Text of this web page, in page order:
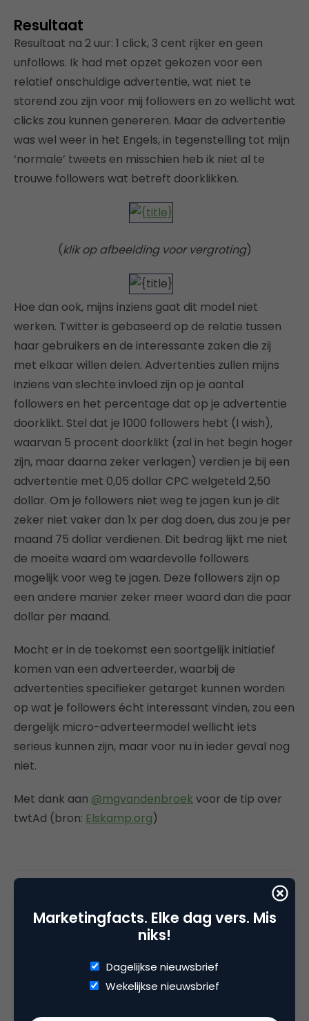
Resultaat
Resultaat na 2 uur: 1 click, 3 cent rijker en geen
unfollows. Ik had met opzet gekozen voor een
relatief onschuldige advertentie, wat niet te
storend zou zijn voor mij followers en zo wellicht wat
clicks zou kunnen genereren. Maar de advertentie
was wel weer in het Engels, in tegenstelling tot mijn
‘normale’ tweets en misschien heb ik niet al te
trouwe followers wat betreft doorklikken.
(klik op afbeelding voor vergroting)
Hoe dan ook, mijns inziens gaat dit model niet
werken. Twitter is gebaseerd op de relatie tussen
haar gebruikers en de interessante zaken die zij
met elkaar willen delen. Advertenties zullen mijns
inziens van slechte invloed zijn op je aantal
followers en het percentage dat op je advertentie
doorklikt. Stel dat je 1000 followers hebt (I wish),
waarvan 5 procent doorklikt (zal in het begin hoger
zijn, maar daarna zeker verlagen) verdien je bij een
advertentie met 0,05 dollar CPC welgeteld 2,50
dollar. Om je followers niet weg te jagen kun je dit
zeker niet vaker dan 1x per dag doen, dus zou je per
maand 75 dollar verdienen. Dit bedrag lijkt me niet
de moeite waard om waardevolle followers
mogelijk voor weg te jagen. Deze followers zijn op
een andere manier zeker meer waard dan die paar
dollar per maand.
Mocht er in de toekomst een soortgelijk initiatief
komen van een adverteerder, waarbij de
advertenties specifieker getarget kunnen worden
op wat je followers écht interessant vinden, zou een
dergelijk micro-adverteermodel wellicht iets
serieus kunnen zijn, maar voor nu in ieder geval nog
niet.
Met dank aan @mgvandenbroek voor de tip over
twtAd (bron: Elskamp.org)
Kopieer link
Pieter Bas Elskamp
Marketingfacts. Elke dag vers. Mis
niks!
Dagelijkse nieuwsbrief
Wekelijkse nieuwsbrief